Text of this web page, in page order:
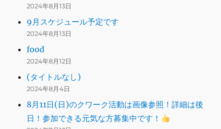
2024年8月13日
9月スケジュール予定です
2024年8月13日
food
2024年8月12日
(タイトルなし)
2024年8月4日
8月11日(日)のクワーク活動は画像参照！詳細は後
日！参加できる元気な方募集中です！